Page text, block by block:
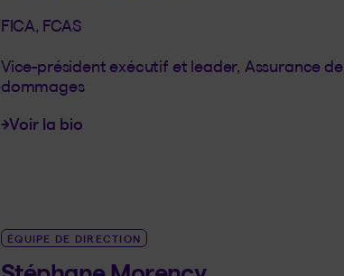
FICA, FCAS
Vice-président exécutif et leader, Assurance de
dommages
Voir la bio
LINK_SR_DE Christian Fournier
ÉQUIPE DE DIRECTION